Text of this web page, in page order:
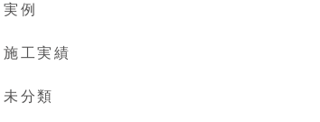
実例
施工実績
未分類